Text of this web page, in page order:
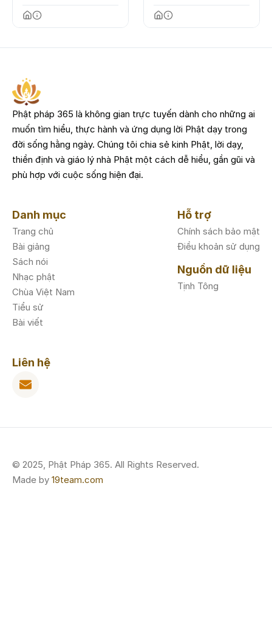
Phật pháp 365 là không gian trực tuyến dành cho những ai
muốn tìm hiểu, thực hành và ứng dụng lời Phật dạy trong
đời sống hằng ngày. Chúng tôi chia sẻ kinh Phật, lời dạy,
thiền định và giáo lý nhà Phật một cách dễ hiểu, gần gũi và
phù hợp với cuộc sống hiện đại.
Danh mục
Trang chủ
Bài giảng
Sách nói
Nhạc phật
Chùa Việt Nam
Tiểu sử
Bài viết
Hỗ trợ
Chính sách bảo mật
Điều khoản sử dụng
Nguồn dữ liệu
Tịnh Tông
Liên hệ
© 2025, Phật Pháp 365. All Rights Reserved.
Made by 19team.com